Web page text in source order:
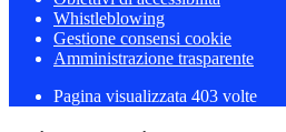
Whistleblowing
Gestione consensi cookie
Amministrazione trasparente
Pagina visualizzata 403 volte